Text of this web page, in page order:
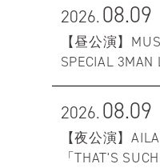
2026.08.09
【昼公演】
SPECIAL 3MAN
2026.08.09
【夜公演】
「THAT'S